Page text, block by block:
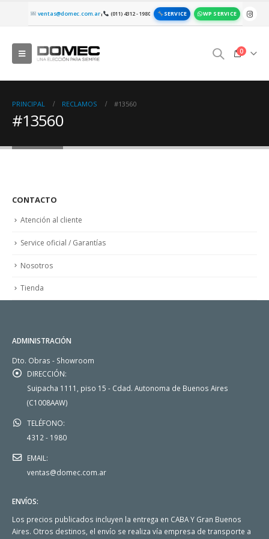
ventas@domec.com.ar| (011) 4312 - 1980 SERVICE WP SERVICE
0
PRINCIPAL RECLAMOS #13560
#13560
CONTACTO
Atención al cliente
Service oficial / Garantías
Nosotros
Tienda
ADMINISTRACIÓN
Dto. Obras - Showroom
DIRECCIÓN:
Suipacha 1111, piso 15 - Cdad. Autonoma de Buenos Aires
(C1008AAW)
TELÉFONO:
4312 - 1980
EMAIL:
ventas@domec.com.ar
ENVÍOS:
Los precios publicados incluyen la entrega en CABA Y Gran Buenos
Aires. Otros destinos, el envío se realiza vía empresa de transporte a